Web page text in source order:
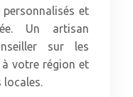
et
Un artisan
sur les
à votre région et
locales.